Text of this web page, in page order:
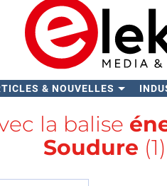
& NOUVELLES
la balise
Soudure (1)